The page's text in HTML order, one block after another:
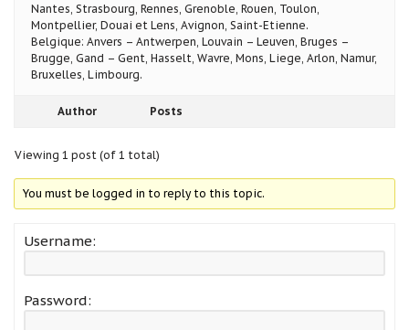
Nantes, Strasbourg, Rennes, Grenoble, Rouen, Toulon,
Montpellier, Douai et Lens, Avignon, Saint-Etienne.
Belgique: Anvers – Antwerpen, Louvain – Leuven, Bruges –
Brugge, Gand – Gent, Hasselt, Wavre, Mons, Liege, Arlon, Namur,
Bruxelles, Limbourg.
Author Posts
Viewing 1 post (of 1 total)
You must be logged in to reply to this topic.
Username:
Password: